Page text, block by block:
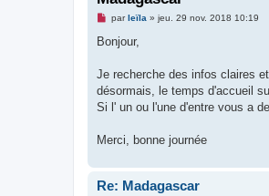
M
s
g
n
o
u
parleïla » jeu. 29 nov. 2018 10:19
Bonjour,
Je recherche des infos claires
désormais, le temps d'accueil
Si l' un ou l'une d'entre vous a
Merci, bonne journée
Re: Madagascar